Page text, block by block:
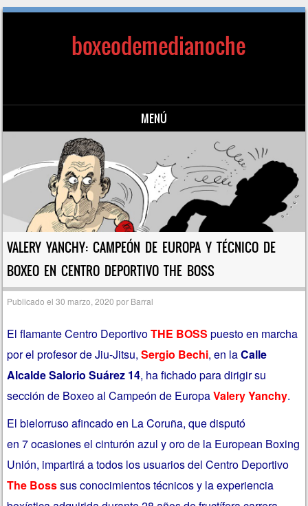
boxeodemedianoche
MENÚ
Saltar al contenido
VALERY YANCHY: CAMPEÓN DE EUROPA Y TÉCNICO DE
BOXEO EN CENTRO DEPORTIVO THE BOSS
Publicado el30 marzo, 2020 por Barral
El flamante Centro DeportivoTHE BOSS puesto en marcha
por el profesor de Jiu-Jitsu,Sergio Bechi, en laCalle
Alcalde Salorio Suárez 14, ha fichado para dirigir su
sección de Boxeo al Campeón de EuropaValery Yanchy.
El bielorruso afincado en La Coruña, que disputó
en7 ocasiones el cinturón azul y oro de la European Boxing
Unión, impartirá a todos los usuarios del Centro Deportivo
The Bosssus conocimientos técnicos y la experiencia